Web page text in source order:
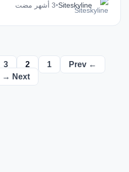
Siteskyline
•3 أشهر مضت
← Prev
1
2
3
Next →